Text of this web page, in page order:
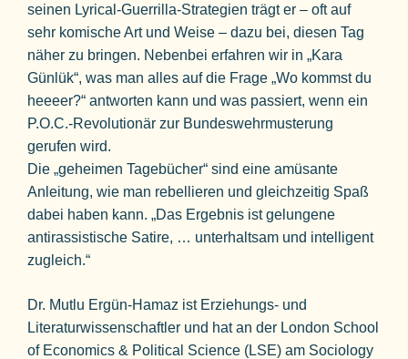
seinen Lyrical-Guerrilla-Strategien trägt er – oft auf
sehr komische Art und Weise – dazu bei, diesen Tag
näher zu bringen. Nebenbei erfahren wir in „Kara
Günlük“, was man alles auf die Frage „Wo kommst du
heeeer?“ antworten kann und was passiert, wenn ein
P.O.C.-Revolutionär zur Bundeswehrmusterung
gerufen wird.
Die „geheimen Tagebücher“ sind eine amüsante
Anleitung, wie man rebellieren und gleichzeitig Spaß
dabei haben kann. „Das Ergebnis ist gelungene
antirassistische Satire, … unterhaltsam und intelligent
zugleich.“
Dr. Mutlu Ergün-Hamaz ist Erziehungs- und
Literaturwissenschaftler und hat an der London School
of Economics & Political Science (LSE) am Sociology